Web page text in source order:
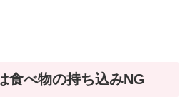
食べ物の持ち込みNG